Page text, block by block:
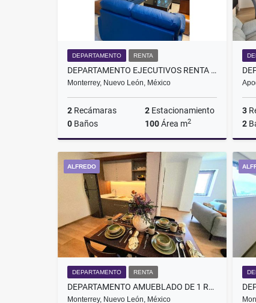
DEPARTAMENTO RENTA
DEPARTAMENTO EJECUTIVOS RENTA SAN JERONIMO MONTERREY
Monterrey, Nuevo León, México
2 Recámaras 2 Estacionamiento
0 Baños 100Área m2
Renta
$20,000
3
2
ALFREDO
DEPARTAMENTO RENTA
DEPARTAMENTO AMUEBLADO DE 1 RECÁMARA EN MONTERREY CENTRO
Monterrey, Nuevo León, México